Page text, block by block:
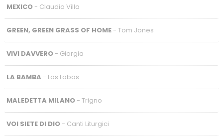
MEXICO- Claudio Villa
GREEN, GREEN GRASS OF HOME- Tom Jones
VIVI DAVVERO- Giorgia
LA BAMBA - Los Lobos
MALEDETTA MILANO- Trigno
VOI SIETE DI DIO- Canti Liturgici